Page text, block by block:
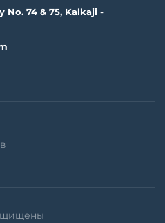
No. 74 & 75, Kalkaji -